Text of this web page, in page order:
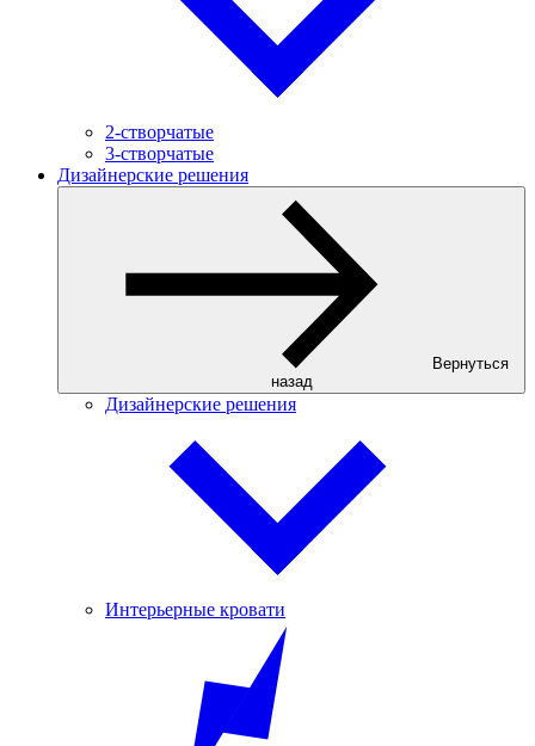
2-створчатые
3-створчатые
Дизайнерские решения
Вернуться
назад
Дизайнерские решения
Интерьерные кровати